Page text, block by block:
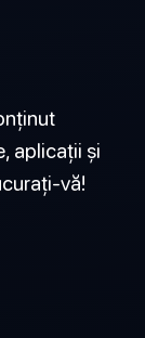
aplicații și
vă!